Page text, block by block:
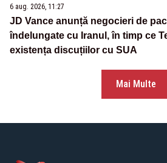
6 aug. 2026, 11:27
JD Vance anunță negocieri de
îndelungate cu Iranul, în timp ce
existența discuțiilor cu SUA
Mai Multe